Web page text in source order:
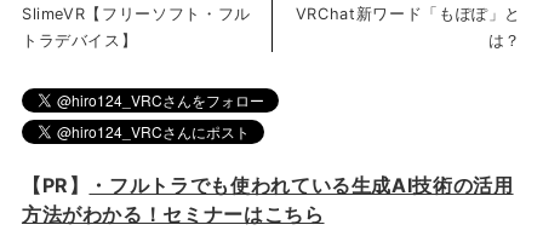
SlimeVR【フリーソフト・フル
トラデバイス】
VRChat新ワード「もぽぽ」と
は？
【PR】
・フルトラでも使われている生成AI技術の活用
方法がわかる！セミナーはこちら